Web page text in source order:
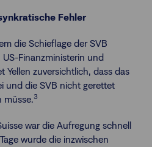
Fehler
die Schieflage der SVB
Finanzministerin und
Yellen zuversichtlich, dass das
und die SVB nicht gerettet
müsse.3
war die Aufregung schnell
wurde die inzwischen